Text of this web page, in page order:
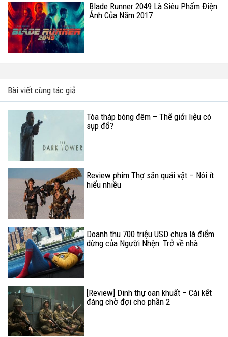
Blade Runner 2049 Là Siêu Phẩm Điện
Ảnh Của Năm 2017
Bài viết cùng tác giả
Tòa tháp bóng đêm – Thế giới liệu có
sụp đổ?
Review phim Thợ săn quái vật – Nói ít
hiểu nhiều
Doanh thu 700 triệu USD chưa là điểm
dừng của Người Nhện: Trở về nhà
[Review] Dinh thự oan khuất – Cái kết
đáng chờ đợi cho phần 2